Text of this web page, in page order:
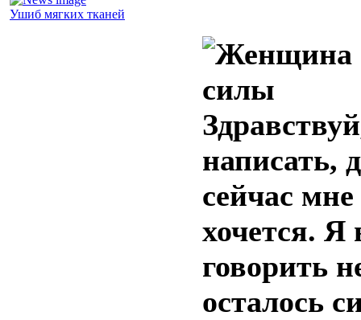
Ушиб мягких тканей
написать,
сейчас
хочется.
говорить
осталось